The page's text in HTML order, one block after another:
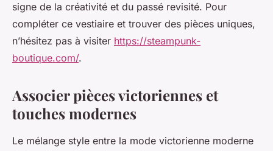
signe de la créativité et du passé revisité. Pour
compléter ce vestiaire et trouver des pièces uniques,
n’hésitez pas à visiter https://steampunk-
boutique.com/.
Associer pièces victoriennes et
touches modernes
Le mélange style entre la mode victorienne moderne